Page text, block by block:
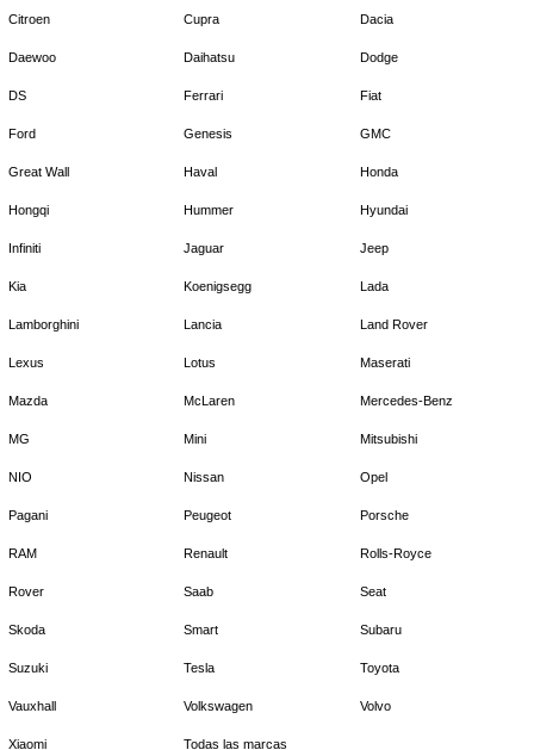
Citroen Cupra Dacia
Daewoo Daihatsu Dodge
DS Ferrari Fiat
Ford Genesis GMC
Great Wall Haval Honda
Hongqi Hummer Hyundai
Infiniti Jaguar Jeep
Kia Koenigsegg Lada
Lamborghini Lancia Land Rover
Lexus Lotus Maserati
Mazda McLaren Mercedes-Benz
MG Mini Mitsubishi
NIO Nissan Opel
Pagani Peugeot Porsche
RAM Renault Rolls-Royce
Rover Saab Seat
Skoda Smart Subaru
Suzuki Tesla Toyota
Vauxhall Volkswagen Volvo
Xiaomi Todas las marcas